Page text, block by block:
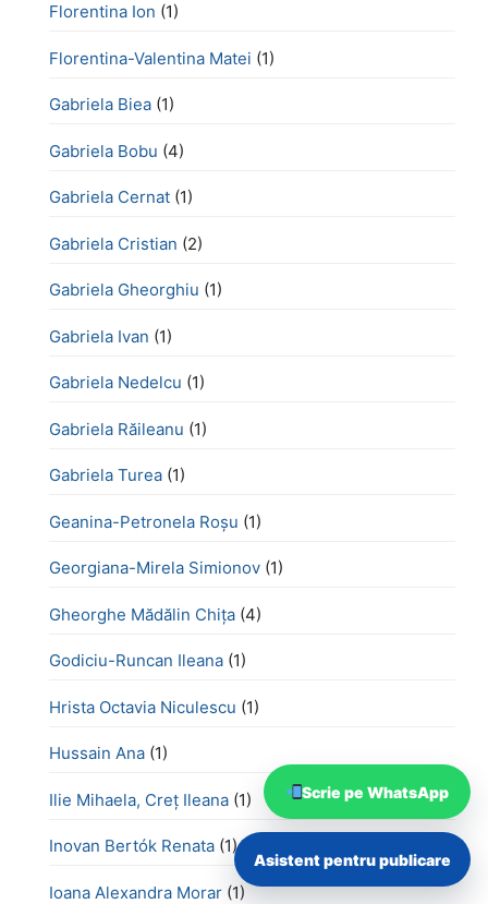
Florentina Ion (1)
Florentina-Valentina Matei (1)
Gabriela Biea (1)
Gabriela Bobu (4)
Gabriela Cernat (1)
Gabriela Cristian (2)
Gabriela Gheorghiu (1)
Gabriela Ivan (1)
Gabriela Nedelcu (1)
Gabriela Răileanu (1)
Gabriela Turea (1)
Geanina-Petronela Roșu (1)
Georgiana-Mirela Simionov (1)
Gheorghe Mădălin Chiţa (4)
Godiciu-Runcan Ileana (1)
Hrista Octavia Niculescu (1)
Hussain Ana (1)
Ilie Mihaela, Creț Ileana (1)
Inovan Bertók Renata (1)
Ioana Alexandra Morar (1)
Scrie pe WhatsApp
Asistent pentru publicare